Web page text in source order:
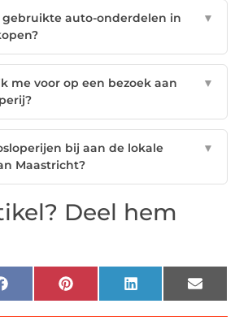
gebruikte auto-onderdelen in
▼
me voor op een bezoek aan
▼
bij aan de lokale
Maastricht?
▼
Deel hem
Facebook Pinterest LinkedIn Email